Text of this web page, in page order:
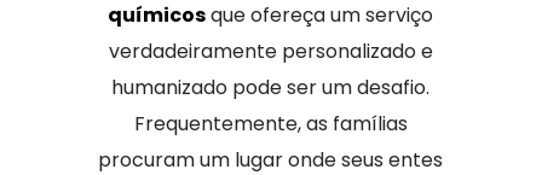
químicosque ofereça um serviço
verdadeiramente personalizado e
humanizado pode ser um desafio.
Frequentemente, as famílias
procuram um lugar onde seus entes